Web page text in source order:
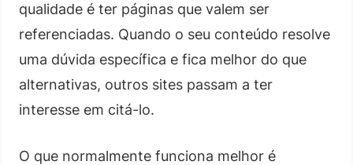
qualidade é ter páginas que valem ser
referenciadas. Quando o seu conteúdo resolve
uma dúvida específica e fica melhor do que
alternativas, outros sites passam a ter
interesse em citá-lo.
O que normalmente funciona melhor é